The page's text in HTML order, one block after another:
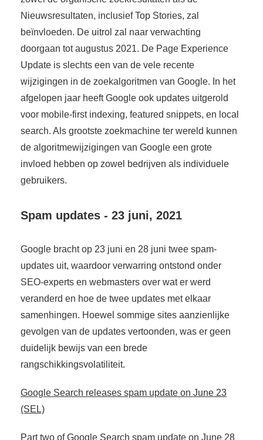
Nieuwsresultaten, inclusief Top Stories, zal
beïnvloeden. De uitrol zal naar verwachting
doorgaan tot augustus 2021. De Page Experience
Update is slechts een van de vele recente
wijzigingen in de zoekalgoritmen van Google. In het
afgelopen jaar heeft Google ook updates uitgerold
voor mobile-first indexing, featured snippets, en local
search. Als grootste zoekmachine ter wereld kunnen
de algoritmewijzigingen van Google een grote
invloed hebben op zowel bedrijven als individuele
gebruikers.
Spam updates - 23 juni, 2021
Google bracht op 23 juni en 28 juni twee spam-
updates uit, waardoor verwarring ontstond onder
SEO-experts en webmasters over wat er werd
veranderd en hoe de twee updates met elkaar
samenhingen. Hoewel sommige sites aanzienlijke
gevolgen van de updates vertoonden, was er geen
duidelijk bewijs van een brede
rangschikkingsvolatiliteit.
Google Search releases spam update on June 23
(SEL)
Part two of Google Search spam update on June 28